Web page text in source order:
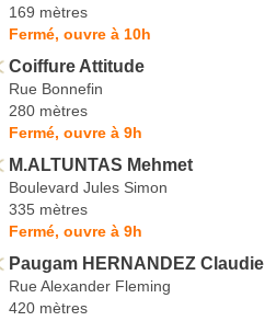
169 mètres
Fermé, ouvre à 10h
Coiffure Attitude
Rue Bonnefin
280 mètres
Fermé, ouvre à 9h
M.ALTUNTAS Mehmet
Boulevard Jules Simon
335 mètres
Fermé, ouvre à 9h
Paugam HERNANDEZ Claudie
Rue Alexander Fleming
420 mètres